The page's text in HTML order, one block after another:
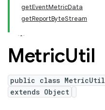
getEventMetricData
getReportByteStream
MetricUtil
public class MetricUtil
extends Object